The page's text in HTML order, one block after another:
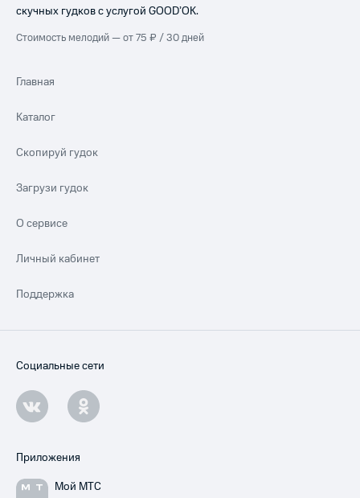
скучных гудков с услугой GOOD’OK.
Стоимость мелодий — от 75 ₽ / 30 дней
Главная
Каталог
Скопируй гудок
Загрузи гудок
О сервисе
Личный кабинет
Поддержка
Социальные сети
Приложения
Мой МТС